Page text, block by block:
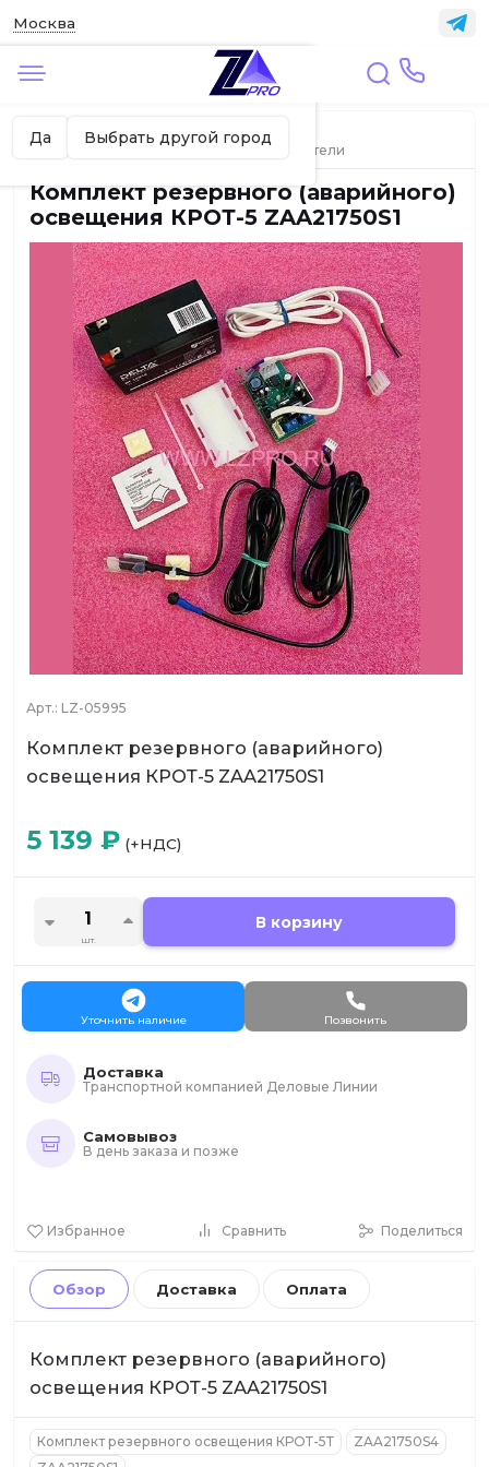
Москва
Москва ваш город?
Да Выбрать другой город
Главная
ЛИФТЫ
Датчики, выключатели, микропереключатели
Комплект резервного (аварийного)
освещения КРОТ-5 ZAA21750S1
Арт.: LZ-05995
Комплект резервного (аварийного)
освещения КРОТ-5 ZAA21750S1
Избранное Сравнить Поделиться
5 139 ₽ (+НДС)
шт.
В корзину
Уточнить наличие Позвонить
Доставка
Транспортной компанией Деловые Линии
Самовывоз
В день заказа и позже
Обзор Доставка Оплата
Комплект резервного (аварийного)
освещения КРОТ-5 ZAA21750S1
Комплект резервного освещения КРОТ-5Т
ZAA21750S4